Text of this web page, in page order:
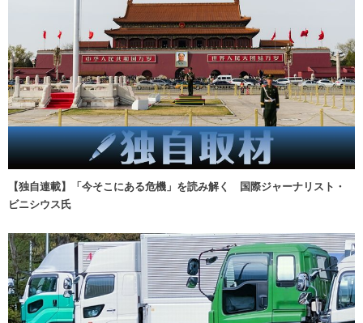
【独自連載】「今そこにある危機」を読み解く 国際ジャーナリスト・
ビニシウス氏